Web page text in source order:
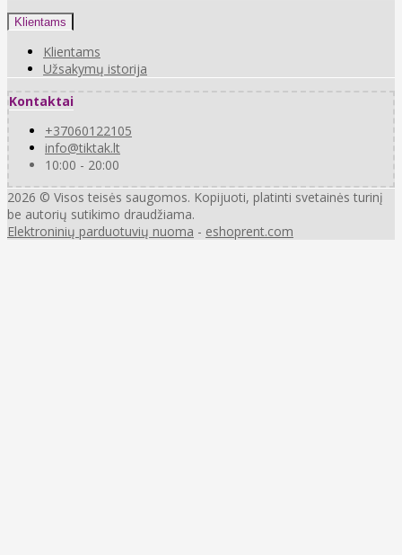
Klientams
Klientams
Užsakymų istorija
Kontaktai
+37060122105
info@tiktak.lt
10:00 - 20:00
2026 © Visos teisės saugomos. Kopijuoti, platinti svetainės turinį
be autorių sutikimo draudžiama.
Elektroninių parduotuvių nuoma - eshoprent.com